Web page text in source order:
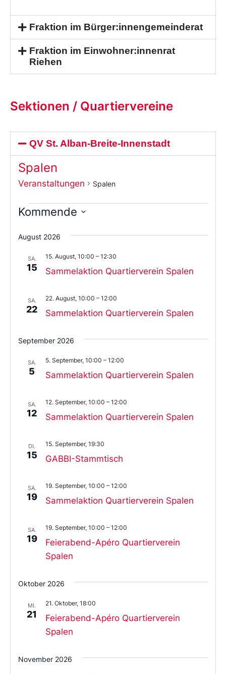
Fraktion im Bürger:innengemeinderat
Fraktion im Einwohner:innenrat
Riehen
Sektionen / Quartiervereine
QV St. Alban-Breite-Innenstadt
Spalen
Veranstaltungen Spalen
Kommende
Sie
das
aus.
August 2026
SA.
15 Sammelaktion Quartierverein Spalen
15. August, 10:00 – 12:30
SA.
22 Sammelaktion Quartierverein Spalen
22. August, 10:00 – 12:00
September 2026
SA.
5 Sammelaktion Quartierverein Spalen
5. September, 10:00 – 12:00
SA.
12 Sammelaktion Quartierverein Spalen
12. September, 10:00 – 12:00
DI.
15 GABBI-Stammtisch
15. September, 19:30
SA.
19 Sammelaktion Quartierverein Spalen
19. September, 10:00 – 12:00
SA.
19
Feierabend-Apéro Quartierverein
Spalen
19. September, 10:00 – 12:00
Oktober 2026
MI.
21
Feierabend-Apéro Quartierverein
Spalen
21. Oktober, 18:00
November 2026